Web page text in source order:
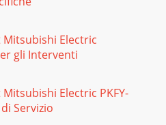
Electric
gli Interventi
Electric PKFY-
Servizio